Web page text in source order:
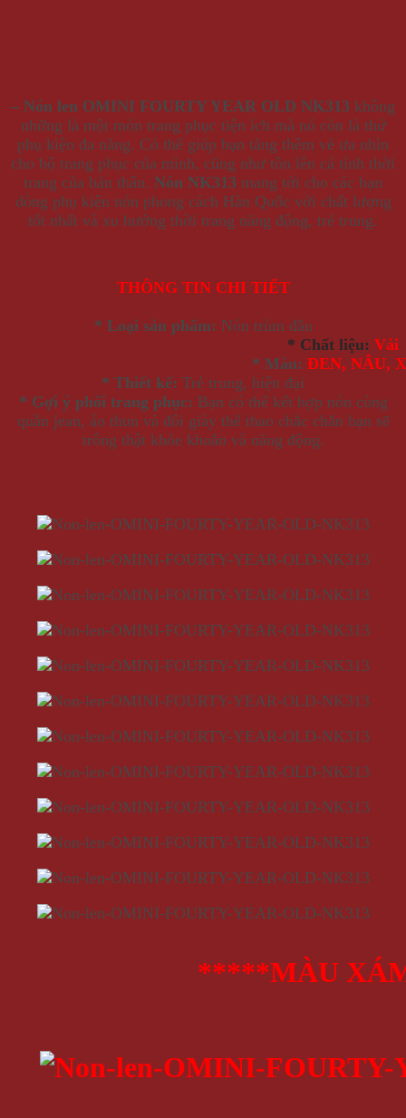
– Nón len OMINI FOURTY YEAR OLD NK313 không
những là một món trang phục tiện ích mà nó còn là thứ
phụ kiện đa năng. Có thể giúp bạn tăng thêm vẻ ưa nhìn
cho bộ trang phục của mình, cũng như tôn lên cá tính thời
trang của bản thân. Nón NK313 mang tới cho các bạn
dòng phụ kiện nón phong cách Hàn Quốc với chất lượng
tốt nhất và xu hướng thời trang năng động, trẻ trung.
THÔNG TIN CHI TIẾT
* Loại sản phẩm: Nón trùm đầu
* Chất liệu: Vải
* Màu: ĐEN, NÂU,
* Thiết kế: Trẻ trung, hiện đại
* Gợi ý phối trang phục: Bạn có thể kết hợp nón cùng
quần jean, áo thun và đôi giày thể thao chắc chắn bạn sẽ
trông thật khỏe khoắn và năng động.
*****MÀU